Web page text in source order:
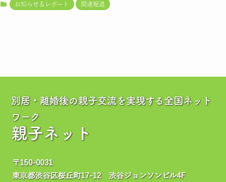
お知らせ＆レポート 関連報道
別居・離婚後の親子交流を実現する全国ネット
ワーク
親子ネット